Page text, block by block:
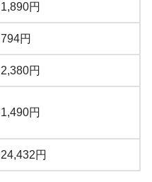
1,890円
794円
2,380円
1,490円
24,432円